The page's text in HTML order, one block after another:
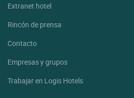
Extranet hotel
Rincón de prensa
Contacto
Empresas y grupos
Trabajar en Logis Hotels